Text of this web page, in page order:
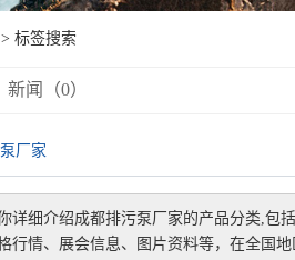
> 标签搜索
新闻（0）
厂家
详细介绍成都排污泵厂家的产品分类,包括
行情、展会信息、图片资料等，在全国